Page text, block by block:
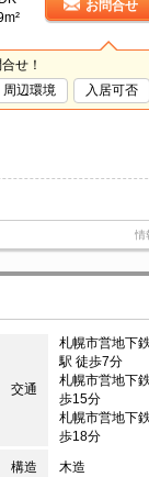
お問合せ
せ！
周辺環境 入居可否
情
交通
札幌市営地下
駅 徒歩7分
札幌市営地下
歩15分
札幌市営地下
歩18分
構造 木造